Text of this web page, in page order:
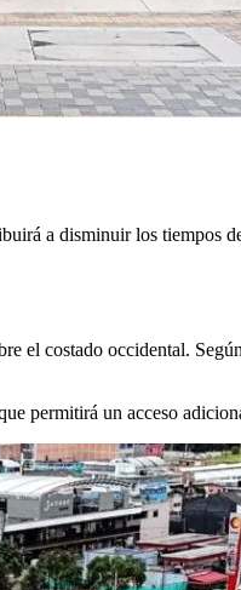
a disminuir los tiempos
el costado occidental.
permitirá un acceso